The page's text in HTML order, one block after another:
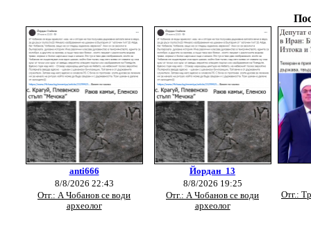
anti666
8/8/2026 22:43
Отг.: А Чобанов се води
археолог
Йордан_13
8/8/2026 19:25
Отг.: А Чобанов се води
археолог
Отг.: